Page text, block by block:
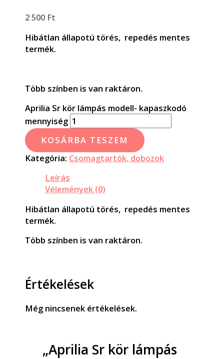
2 500 Ft
Hibátlan állapotú törés, repedés mentes
termék.
Több színben is van raktáron.
Aprilia Sr kör lámpás modell- kapaszkodó
mennyiség
KOSÁRBA TESZEM
Kategória: Csomagtartók, dobozok
Leírás
Vélemények (0)
Hibátlan állapotú törés, repedés mentes
termék.
Több színben is van raktáron.
Értékelések
Még nincsenek értékelések.
„Aprilia Sr kör lámpás